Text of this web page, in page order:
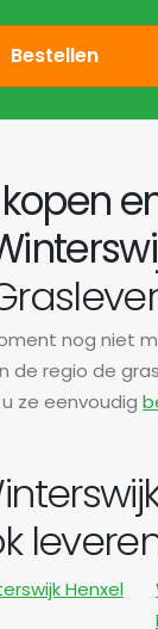
Bestellen
nog niet
de regio de
ze eenvoudig
Henxel